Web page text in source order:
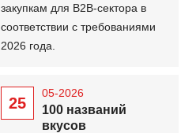
закупкам для B2B-сектора в
соответствии с требованиями
2026 года.
25
05-2026
100 названий
вкусов